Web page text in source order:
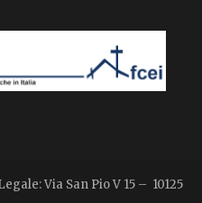
Via San Pio V 15 – 10125